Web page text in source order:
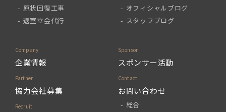
原状回復工事
退室立会代行
オフィシャルブログ
スタッフブログ
企業情報
協力会社募集
スポンサー活動
お問い合わせ
総合